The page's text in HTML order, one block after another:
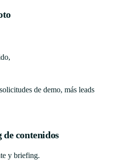
de demo, más leads
contenidos
y briefing.